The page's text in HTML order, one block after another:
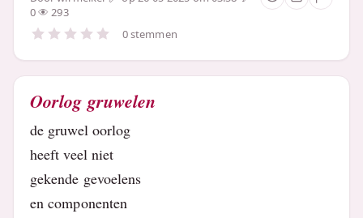
0
293
0 stemmen
Oorlog gruwelen
de gruwel oorlog
heeft veel niet
gekende gevoelens
en componenten